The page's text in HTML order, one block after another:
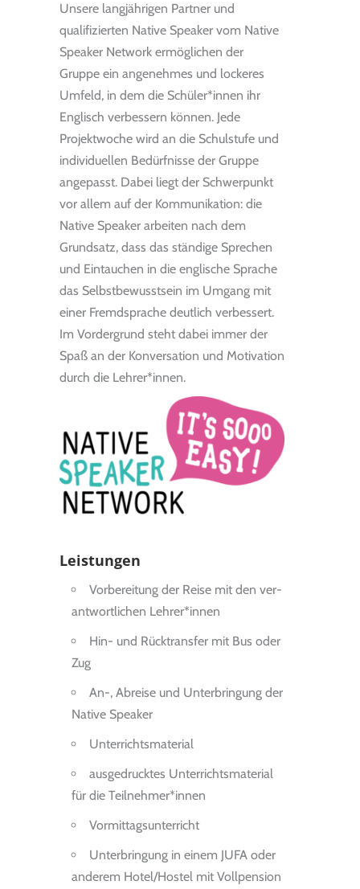
Unsere langjährigen Partner und
qualifizierten Native Speaker vom Native
Speaker Network ermöglichen der
Gruppe ein angenehmes und lockeres
Umfeld, in dem die Schüler*innen ihr
Englisch verbessern können. Jede
Projektwoche wird an die Schulstufe und
individuellen Bedürfnisse der Gruppe
angepasst. Dabei liegt der Schwerpunkt
vor allem auf der Kommunikation: die
Native Speaker arbeiten nach dem
Grundsatz, dass das ständige Sprechen
und Eintauchen in die englische Sprache
das Selbstbewusstsein im Umgang mit
einer Fremdsprache deutlich verbessert.
Im Vordergrund steht dabei immer der
Spaß an der Konversation und Motivation
durch die Lehrer*innen.
Leistungen
Vor­be­rei­tung der Reise mit den ver­
ant­wort­li­chen Leh­rer*innen
Hin- und Rück­transfer mit Bus oder
Zug
An-, Abreise und Unterbringung der
Native Speaker
Unterrichtsmaterial
ausgedrucktes Unterrichtsmaterial
für die Teilnehmer*innen
Vormittagsunterricht
Unter­brin­gung in einem JUFA oder
anderem Hotel/Hostel mit Vollpension